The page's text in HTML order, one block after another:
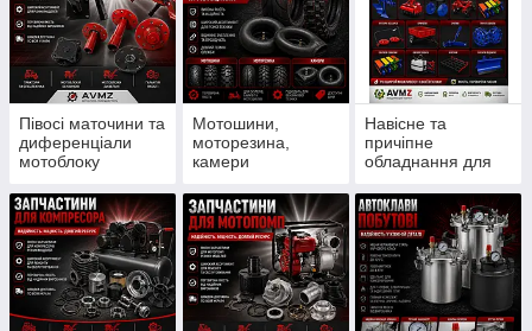
Півосі маточини та
диференціали
мотоблоку
Мотошини,
моторезина,
камери
Навісне та
причіпне
обладнання для